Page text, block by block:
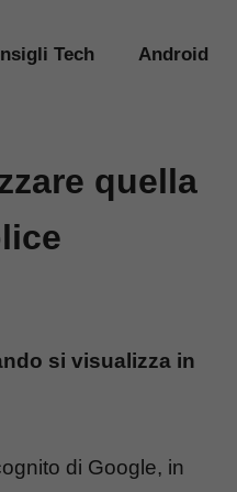
Tech Android
quella
si visualizza in
di Google, in